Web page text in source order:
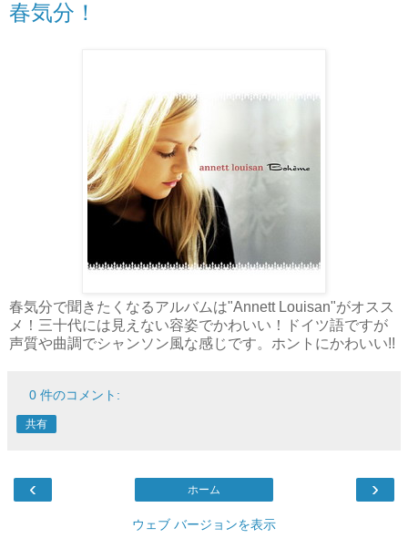
春気分！
春気分で聞きたくなるアルバムは"Annett Louisan"がオスス
メ！三十代には見えない容姿でかわいい！ドイツ語ですが
声質や曲調でシャンソン風な感じです。ホントにかわいい!!
0 件のコメント:
共有
‹ ›
ホーム
ウェブ バージョンを表示